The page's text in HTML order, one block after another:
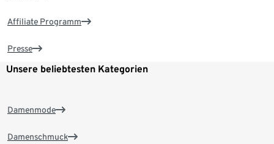
Affiliate Programm
Presse
Unsere beliebtesten Kategorien
Damenmode
Damenschmuck